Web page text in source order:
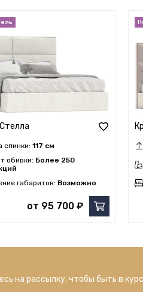
спинки: 117 см
обивки: Более 250
габаритов: Возможно
от 95 700 ₽
на рассылку, чтобы быть в